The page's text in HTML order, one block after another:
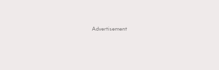
Advertisement